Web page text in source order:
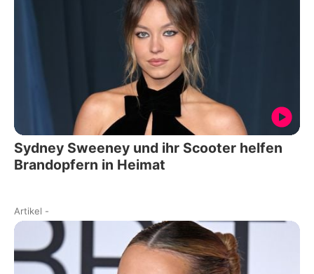
Sydney Sweeney und ihr Scooter helfen
Brandopfern in Heimat
Artikel -